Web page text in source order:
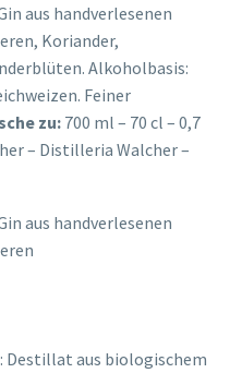
aus handverlesenen
Koriander,
Alkoholbasis:
Feiner
zu:700 ml – 70 cl – 0,7
– Distilleria Walcher –
aus handverlesenen
Destillat aus biologischem